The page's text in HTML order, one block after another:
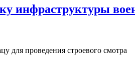
инфраструктуры